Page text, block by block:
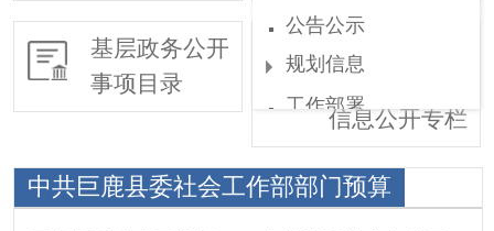
公告公示
规划信息
工作部署
权责和公共服务清单
行政执法公示
基层政务公开
事项目录
惠民惠农财政
信息公开专栏
中共巨鹿县委社会工作部部门预算